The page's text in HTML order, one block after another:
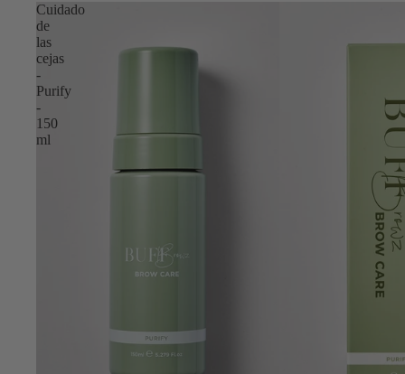
Cuidado
de
las
cejas
-
Purify
-
150
ml